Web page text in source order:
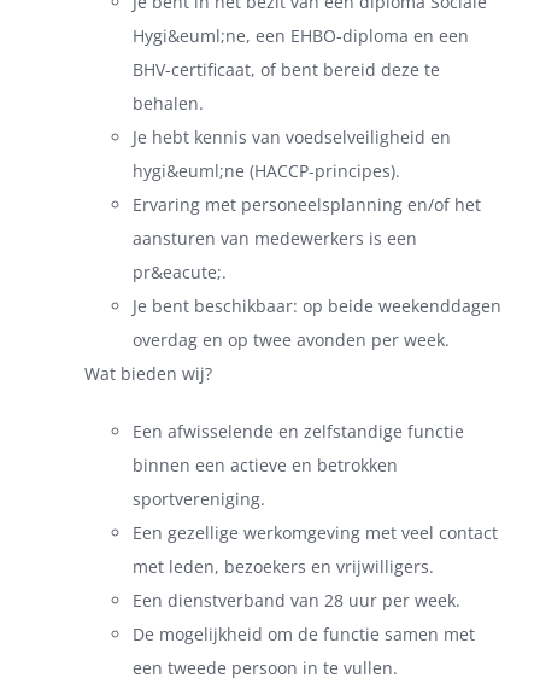
Hygi&euml;ne, een EHBO-diploma en een
BHV-certificaat, of bent bereid deze te
behalen.
Je hebt kennis van voedselveiligheid en
hygi&euml;ne (HACCP-principes).
Ervaring met personeelsplanning en/of het
aansturen van medewerkers is een
pr&eacute;.
Je bent beschikbaar: op beide weekenddagen
overdag en op twee avonden per week.
Wat bieden wij?
Een afwisselende en zelfstandige functie
binnen een actieve en betrokken
sportvereniging.
Een gezellige werkomgeving met veel contact
met leden, bezoekers en vrijwilligers.
Een dienstverband van 28 uur per week.
De mogelijkheid om de functie samen met
een tweede persoon in te vullen.